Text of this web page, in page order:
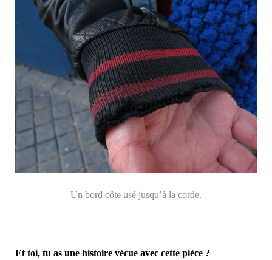
Un bord côte usé jusqu’à la corde.
Et toi, tu as une histoire vécue avec cette pièce ?